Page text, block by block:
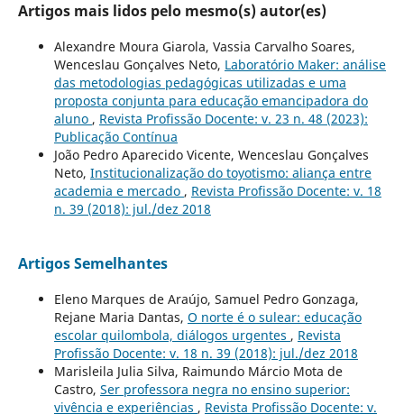
Artigos mais lidos pelo mesmo(s) autor(es)
Alexandre Moura Giarola, Vassia Carvalho Soares,
Wenceslau Gonçalves Neto, Laboratório Maker: análise
das metodologias pedagógicas utilizadas e uma
proposta conjunta para educação emancipadora do
aluno , Revista Profissão Docente: v. 23 n. 48 (2023):
Publicação Contínua
João Pedro Aparecido Vicente, Wenceslau Gonçalves
Neto, Institucionalização do toyotismo: aliança entre
academia e mercado , Revista Profissão Docente: v. 18
n. 39 (2018): jul./dez 2018
Artigos Semelhantes
Eleno Marques de Araújo, Samuel Pedro Gonzaga,
Rejane Maria Dantas, O norte é o sulear: educação
escolar quilombola, diálogos urgentes , Revista
Profissão Docente: v. 18 n. 39 (2018): jul./dez 2018
Marisleila Julia Silva, Raimundo Márcio Mota de
Castro, Ser professora negra no ensino superior:
vivência e experiências , Revista Profissão Docente: v.